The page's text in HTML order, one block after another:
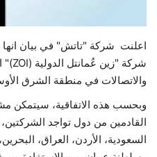
اعلنت شركة "تاتش" في بيان انها
شركة "زين عُمانتل الدولية (ZOI)
"
والاتصالات في منطقة الشرق
وبحسب هذه الاتفاقية، سيتمكن
القادمين من دول تواجد
السعودية، الأردن، العراق،